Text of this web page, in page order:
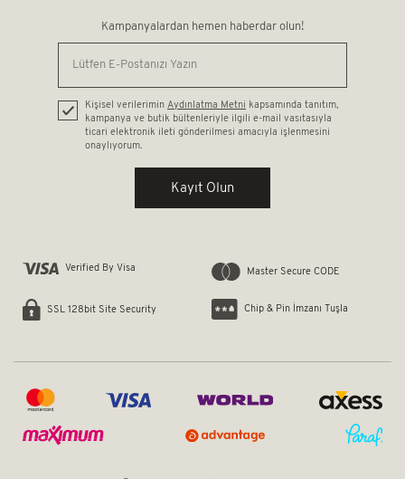
Kampanyalardan hemen haberdar olun!
Kişisel verilerimin Aydınlatma Metni kapsamında tanıtım,
kampanya ve butik bültenleriyle ilgili e-mail vasıtasıyla
ticari elektronik ileti gönderilmesi amacıyla işlenmesini
onaylıyorum.
Kayıt Olun
Verified By Visa Master Secure CODE
SSL 128bit Site Security Chip & Pin İmzanı Tuşla